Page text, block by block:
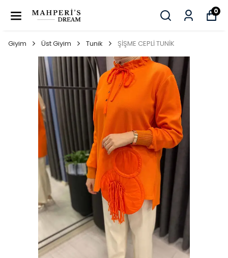
0
Giyim Üst Giyim Tunik ŞİŞME CEPLİ TUNİK